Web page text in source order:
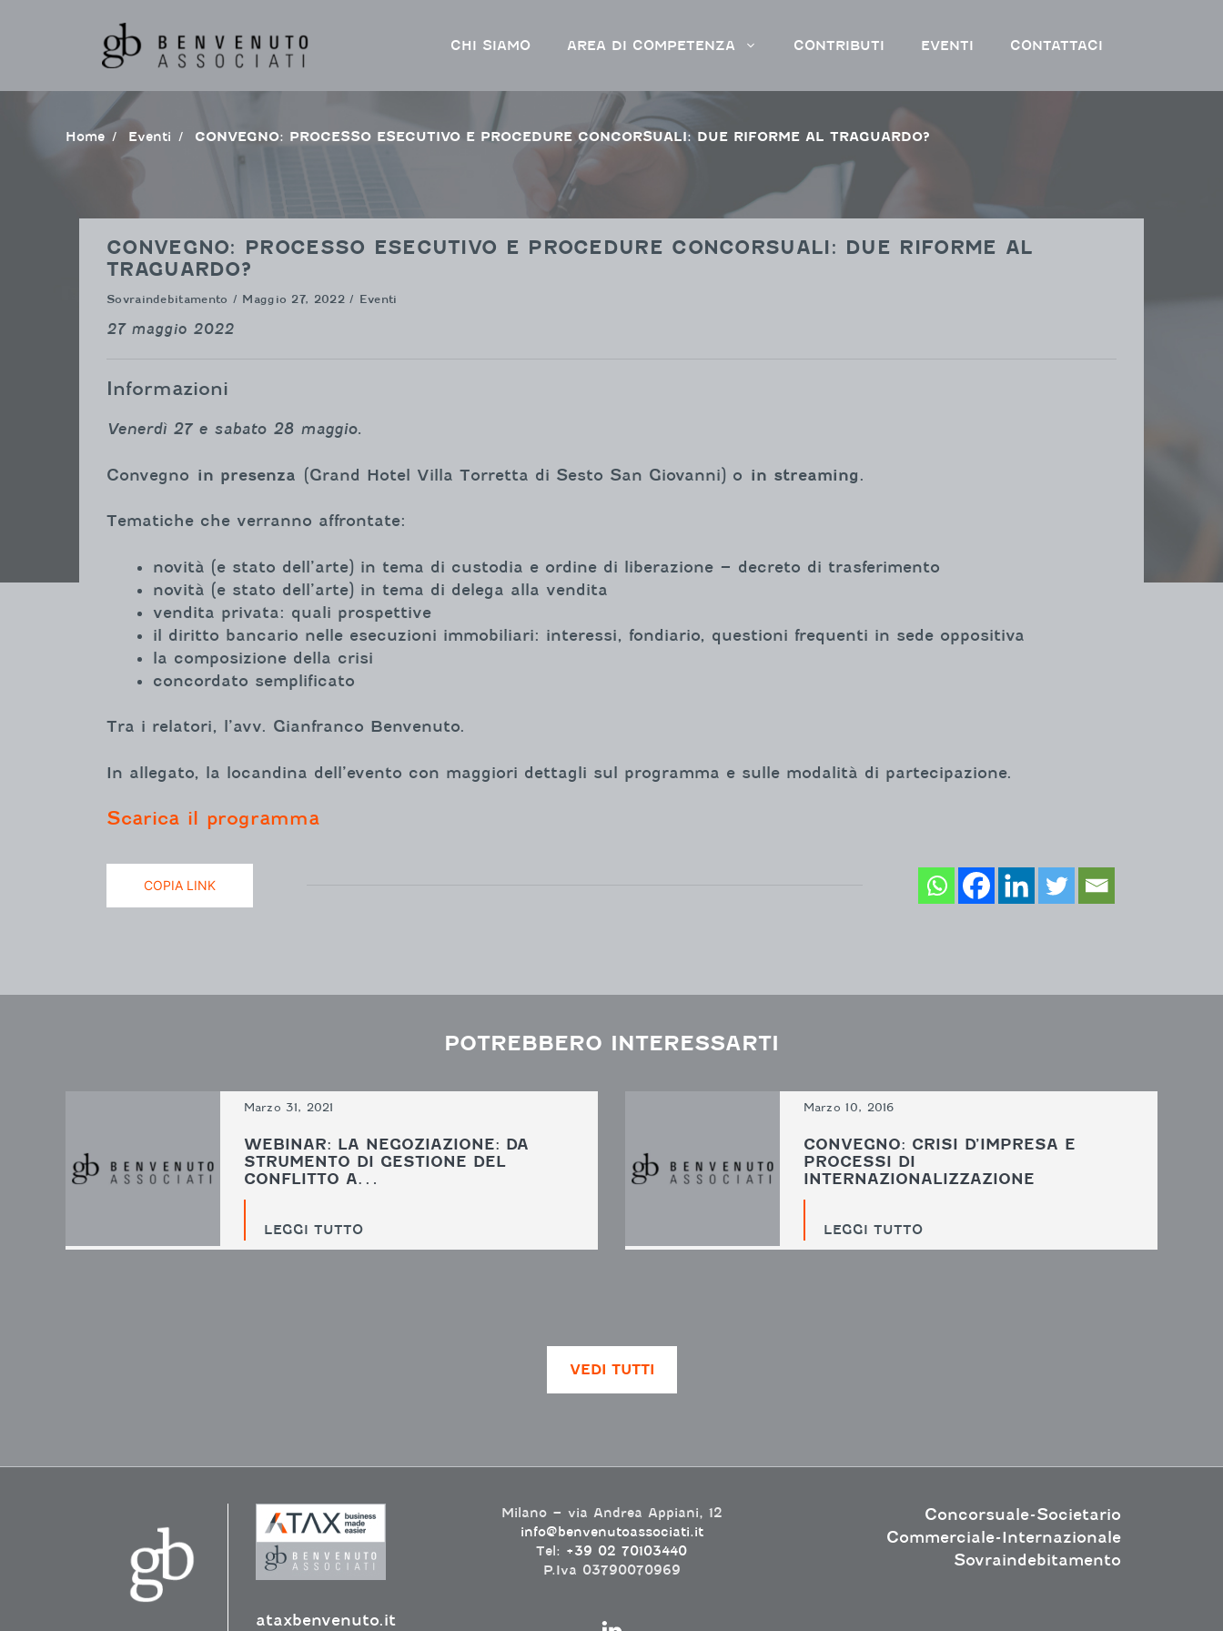
CHI SIAMO AREA DI COMPETENZA CONTRIBUTI EVENTI CONTATTACI
Home Eventi CONVEGNO: PROCESSO ESECUTIVO E PROCEDURE CONCORSUALI: DUE RIFORME AL TRAGUARDO?
CONVEGNO: PROCESSO ESECUTIVO E PROCEDURE CONCORSUALI: DUE RIFORME AL
TRAGUARDO?
Sovraindebitamento / Maggio 27, 2022 / Eventi
27 maggio 2022
Informazioni
Venerdì 27 e sabato 28 maggio.
Convegno in presenza (Grand Hotel Villa Torretta di Sesto San Giovanni) o in streaming.
Tematiche che verranno affrontate:
novità (e stato dell’arte) in tema di custodia e ordine di liberazione – decreto di trasferimento
novità (e stato dell’arte) in tema di delega alla vendita
vendita privata: quali prospettive
il diritto bancario nelle esecuzioni immobiliari: interessi, fondiario, questioni frequenti in sede oppositiva
la composizione della crisi
concordato semplificato
Tra i relatori, l’avv. Gianfranco Benvenuto.
In allegato, la locandina dell’evento con maggiori dettagli sul programma e sulle modalità di partecipazione.
Scarica il programma
COPIA LINK
POTREBBERO INTERESSARTI
Marzo 31, 2021
WEBINAR: LA NEGOZIAZIONE: DA
STRUMENTO DI GESTIONE DEL
CONFLITTO A…
LEGGI TUTTO
Marzo 10, 2016
CONVEGNO: CRISI D’IMPRESA E
PROCESSI DI
INTERNAZIONALIZZAZIONE
LEGGI TUTTO
VEDI TUTTI
ataxbenvenuto.it
Milano – via Andrea Appiani, 12
info@benvenutoassociati.it
Tel: +39 02 70103440
P.Iva 03790070969
Concorsuale-Societario
Commerciale-Internazionale
Sovraindebitamento